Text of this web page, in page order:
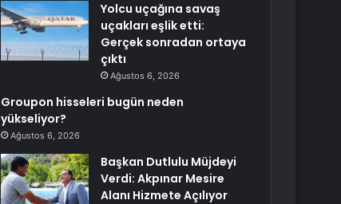
Yolcu uçağına savaş
uçakları eşlik etti:
Gerçek sonradan ortaya
çıktı
Ağustos 6, 2026
Groupon hisseleri bugün neden
yükseliyor?
Ağustos 6, 2026
Başkan Dutlulu Müjdeyi
Verdi: Akpınar Mesire
Alanı Hizmete Açılıyor